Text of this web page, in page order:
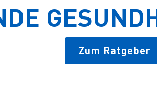
Zum Ratgeber